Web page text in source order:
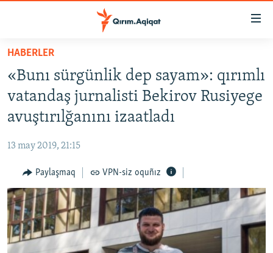
Esas
qaytmaq
Baş
navigatsiyağa
qaytmaq
Qıdıruvğa
qaytmaq
İQTİSADİYAT
MEDENİYET
İNSAN AQLARI
VİDEO
SÜRET
BLOGLAR
HABERLER
«Bunı sürgünlik dep sayam»: qırımlı
vatandaş jurnalisti Bekirov Rusiyege
avuştırılğanını izaatladı
13 may 2019, 21:15
Paylaşmaq VPN-siz oquñız